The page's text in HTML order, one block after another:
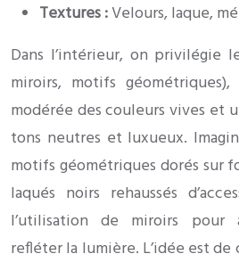
Textures :Velours, laque,
Dans l’intérieur, on privilégie
miroirs, motifs
modérée des couleurs vives et
tons neutres et luxueux.
motifs géométriques dorés sur
laqués noirs rehaussés
l’utilisation de miroirs pour
refléter la lumière. L’idée est